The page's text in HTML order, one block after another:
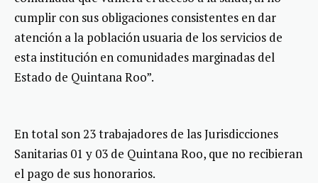
cumplir con sus obligaciones consistentes en dar
atención a la población usuaria de los servicios de
esta institución en comunidades marginadas del
Estado de Quintana Roo”.
En total son 23 trabajadores de las Jurisdicciones
Sanitarias 01 y 03 de Quintana Roo, que no recibieran
el pago de sus honorarios.